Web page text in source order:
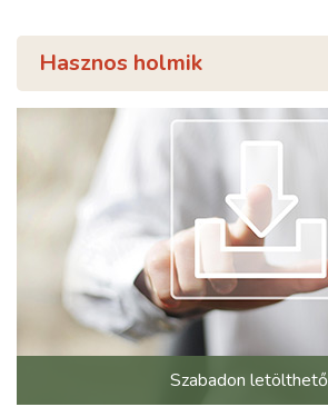
Hasznos holmik
Szabadon letölthető